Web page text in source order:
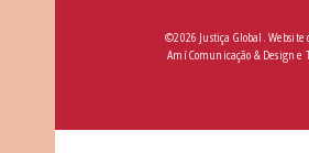
©2026 Justiça Global. Website
Amí Comunicação & Design e